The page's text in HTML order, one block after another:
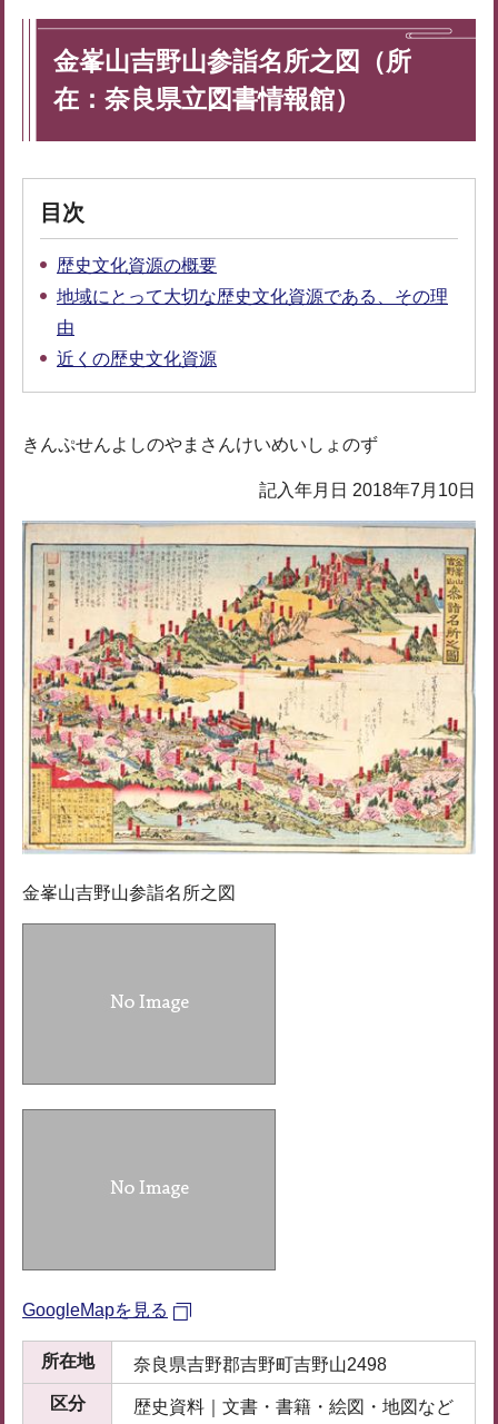
金峯山吉野山参詣名所之図（所
在：奈良県立図書情報館）
目次
歴史文化資源の概要
地域にとって大切な歴史文化資源である、その理
由
近くの歴史文化資源
きんぷせんよしのやまさんけいめいしょのず
記入年月日 2018年7月10日
金峯山吉野山参詣名所之図
GoogleMapを見る
所在地 奈良県吉野郡吉野町吉野山2498
区分 歴史資料｜文書・書籍・絵図・地図など